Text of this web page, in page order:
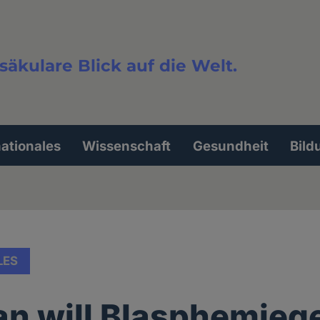
Blick auf die Welt.
Wissenschaft Gesundheit